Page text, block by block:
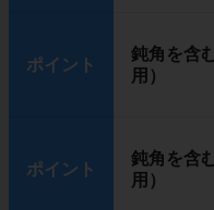
ポイント
鈍角を含
用）
ポイント
鈍角を含
用）